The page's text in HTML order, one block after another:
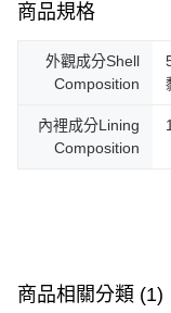
商品規格
外觀成分Shell
Composition
內裡成分Lining
Composition
商品相關分類 (1)